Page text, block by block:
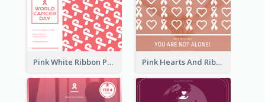
Pink White Ribbon Patterns World Cancer Day Greeting Card Pink Hearts And Ribbon Patterns World Cancer Day Greeting Card